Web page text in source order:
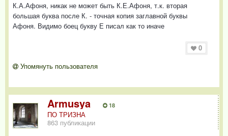
К.А.Афоня, никак не может быть К.Е.Афоня, т.к. вторая
большая буква после К. - точная копия заглавной буквы
Афоня. Видимо боец букву Е писал как то иначе
0
Упомянуть пользователя
Armusya 18
ПО ТРИЗНА
863 публикации